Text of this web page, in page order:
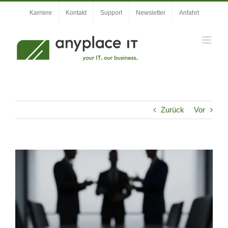
Karriere Kontakt Support Newsletter Anfahrt
Zurück Vor